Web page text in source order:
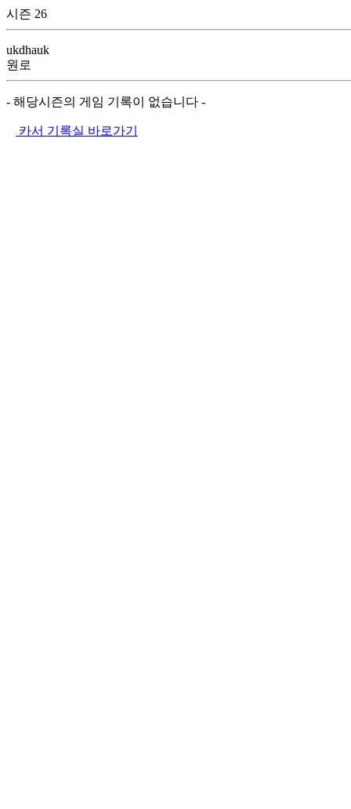
시즌 26
ukdhauk
원로
- 해당시즌의 게임 기록이 없습니다 -
카서 기록실 바로가기